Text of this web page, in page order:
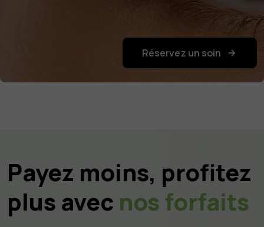
Réservez un soin
Payez moins, profitez
plus avec nos forfaits